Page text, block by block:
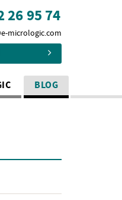
26 95 74
micrologic.com
BLOG